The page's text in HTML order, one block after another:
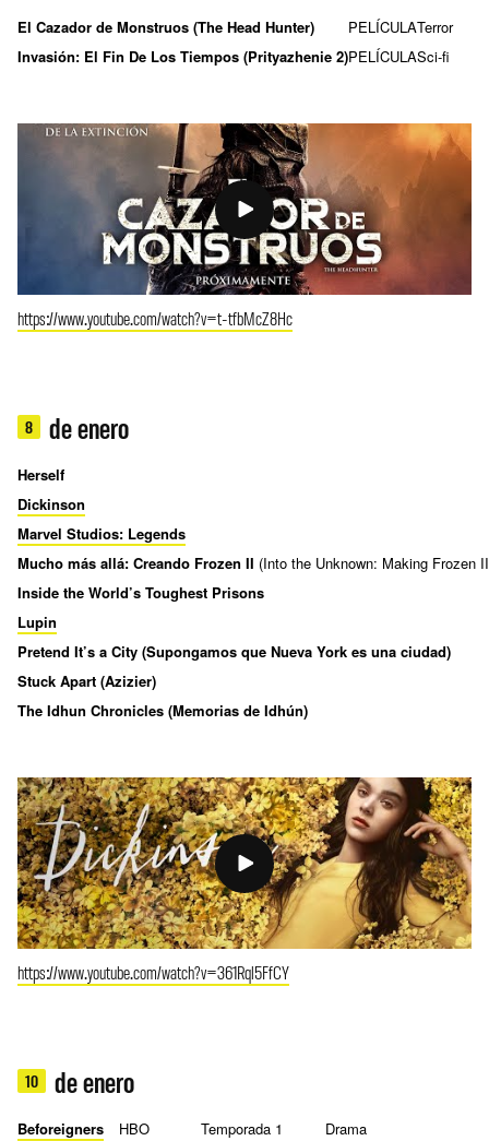
El Cazador de Monstruos (The Head Hunter) PELÍCULATerror
Invasión: El Fin De Los Tiempos (Prityazhenie 2)PELÍCULASci-fi
https://www.youtube.com/watch?v=t-tfbMcZ8Hc
8 de enero
Herself
Dickinson
Marvel Studios: Legends
Mucho más allá: Creando Frozen II (Into the Unknown: Making Frozen
Inside the World’s Toughest Prisons
Lupin
Pretend It’s a City (Supongamos que Nueva York es una ciudad)
Stuck Apart (Azizier)
The Idhun Chronicles (Memorias de Idhún)
https://www.youtube.com/watch?v=361Rql5FfCY
10 de enero
Beforeigners HBO Temporada 1
Drama